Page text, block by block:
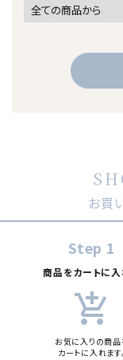
キーワード
カテゴリー
お買
Step 1
商品をカートに
add_shopping_cart
お気に入りの商品
カートに入れます